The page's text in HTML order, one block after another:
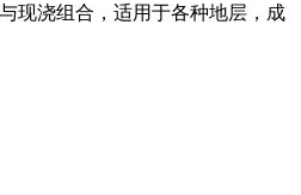
现浇组合，适用于各种地层，成